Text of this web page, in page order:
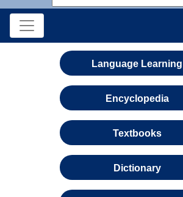
Language Learning
Encyclopedia
Textbooks
Dictionary